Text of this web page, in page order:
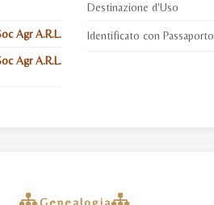
Agr A.R.L.
Agr A.R.L.
Destinazione d'Uso
Identificato con Passaporto
Genealogia